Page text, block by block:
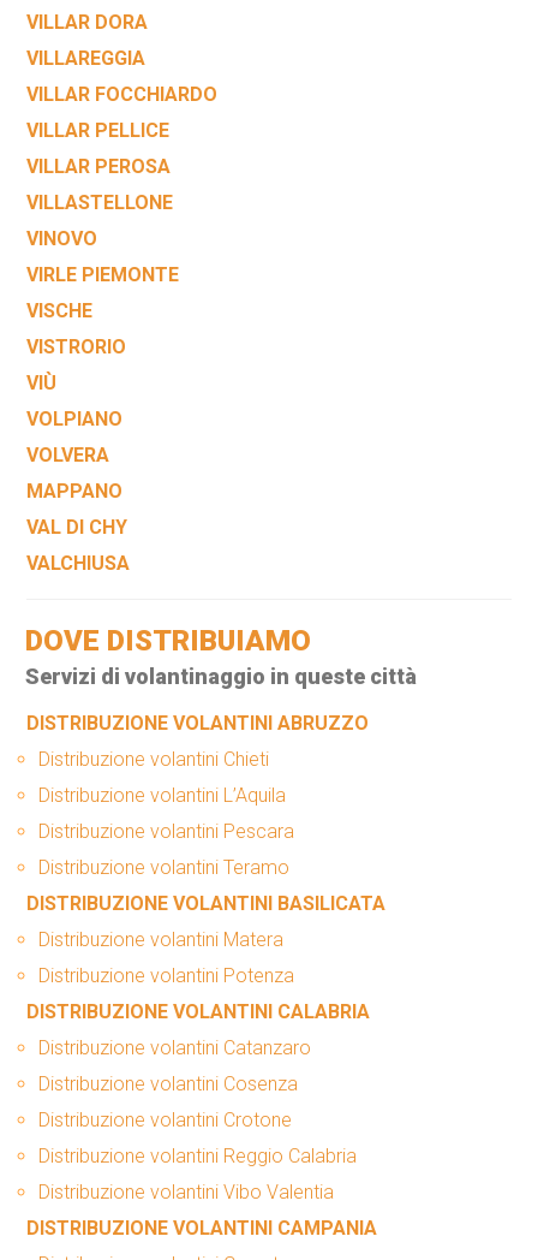
VILLAR DORA
VILLAREGGIA
VILLAR FOCCHIARDO
VILLAR PELLICE
VILLAR PEROSA
VILLASTELLONE
VINOVO
VIRLE PIEMONTE
VISCHE
VISTRORIO
VIÙ
VOLPIANO
VOLVERA
MAPPANO
VAL DI CHY
VALCHIUSA
DOVE DISTRIBUIAMO
Servizi di volantinaggio in queste città
DISTRIBUZIONE VOLANTINI ABRUZZO
Distribuzione volantini Chieti
Distribuzione volantini L’Aquila
Distribuzione volantini Pescara
Distribuzione volantini Teramo
DISTRIBUZIONE VOLANTINI BASILICATA
Distribuzione volantini Matera
Distribuzione volantini Potenza
DISTRIBUZIONE VOLANTINI CALABRIA
Distribuzione volantini Catanzaro
Distribuzione volantini Cosenza
Distribuzione volantini Crotone
Distribuzione volantini Reggio Calabria
Distribuzione volantini Vibo Valentia
DISTRIBUZIONE VOLANTINI CAMPANIA